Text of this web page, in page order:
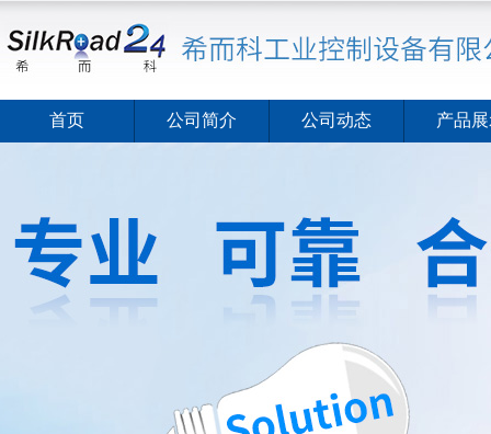
首页 公司简介 公司动态 产品